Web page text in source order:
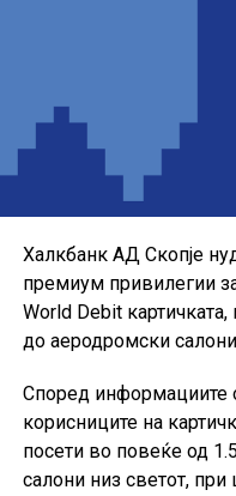
Понудата е наменета
користат можностите
своите секојдневни и
Халкбанк АД Скопје
премиум привилегии
World Debit
до аеродромски
Според информациите
корисниците на
посети во повеќе од
салони низ светот,